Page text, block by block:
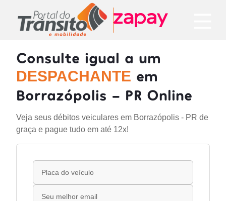
Consulte igual a um
DESPACHANTE em
Borrazópolis - PR Online
Veja seus débitos veiculares em Borrazópolis - PR de
graça e pague tudo em até 12x!